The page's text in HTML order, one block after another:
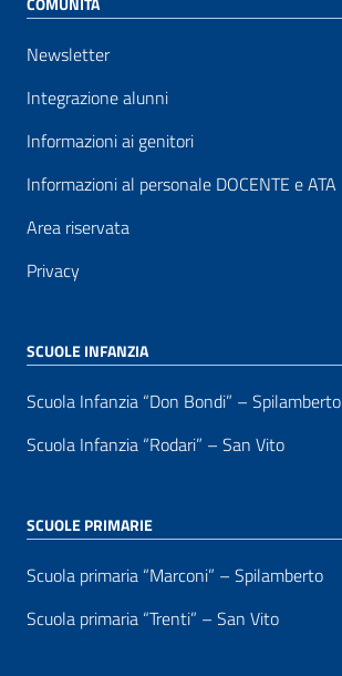
Newsletter
Integrazione alunni
Informazioni ai genitori
Informazioni al personale DOCENTE e ATA
Area riservata
Privacy
SCUOLE INFANZIA
Scuola Infanzia “Don Bondi” – Spilamberto
Scuola Infanzia “Rodari” – San Vito
SCUOLE PRIMARIE
Scuola primaria “Marconi” – Spilamberto
Scuola primaria “Trenti” – San Vito